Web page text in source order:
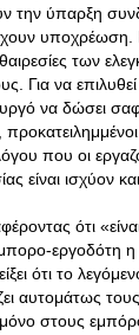
την ύπαρξη
των
Για να
να δώσει
που οι
είναι ισχύον
ότι
ότι το
αυτομάτως
στους